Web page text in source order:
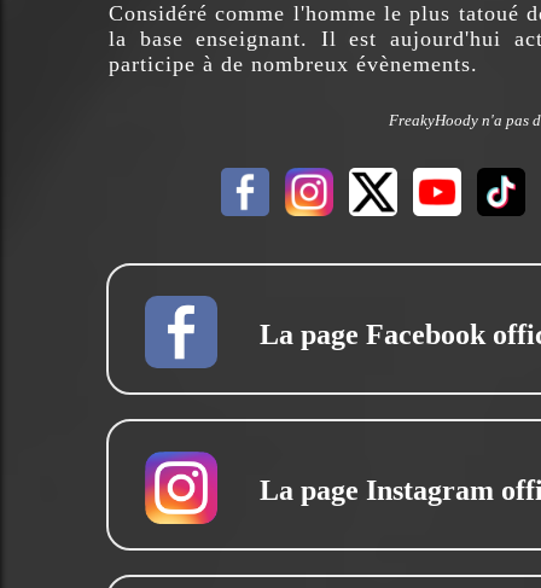
Considéré comme l'homme le plus tatoué
la base enseignant. Il est aujourd'hui
participe à de nombreux évènements.
FreakyHoody n'a pas
La page Facebook
La page Instagram